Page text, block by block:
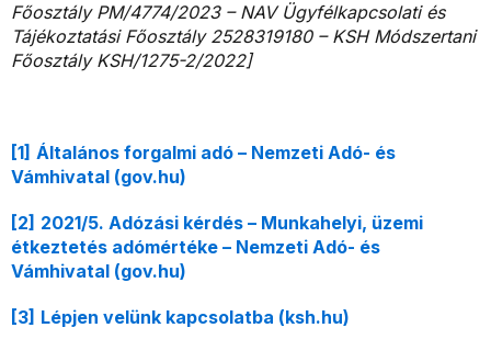
Főosztály PM/4774/2023 – NAV Ügyfélkapcsolati és
Tájékoztatási Főosztály 2528319180 – KSH Módszertani
Főosztály KSH/1275-2/2022]
[1] Általános forgalmi adó – Nemzeti Adó- és
Vámhivatal (gov.hu)
[2] 2021/5. Adózási kérdés – Munkahelyi, üzemi
étkeztetés adómértéke – Nemzeti Adó- és
Vámhivatal (gov.hu)
[3] Lépjen velünk kapcsolatba (ksh.hu)